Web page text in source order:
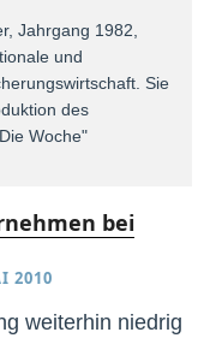
Jahrgang 1982,
und
Sie
des
Woche"
bei
2010
weiterhin niedrig